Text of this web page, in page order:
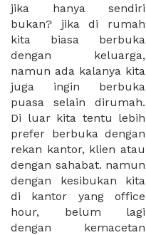
jika hanya sendiri
bukan? jika di rumah
kita biasa berbuka
dengan keluarga,
namun ada kalanya kita
juga ingin berbuka
puasa selain dirumah.
Di luar kita tentu lebih
prefer berbuka dengan
rekan kantor, klien atau
dengan sahabat. namun
dengan kesibukan kita
di kantor yang office
hour, belum lagi
dengan kemacetan
keinginan kalian. Di
XWORK terdapat banyak
pilihan tempat buka
puasa dengan menu
dan harga yang
terlampir dengan
pilihan paket-paket
untuk berbuka puasa
dengan harga
terjangkau. nah, tunggu
apa lagi! rencanakan
berbuka puasa kalian
dengan memesan
tempat buka puasa di
XWORK! Mudah, cepat,